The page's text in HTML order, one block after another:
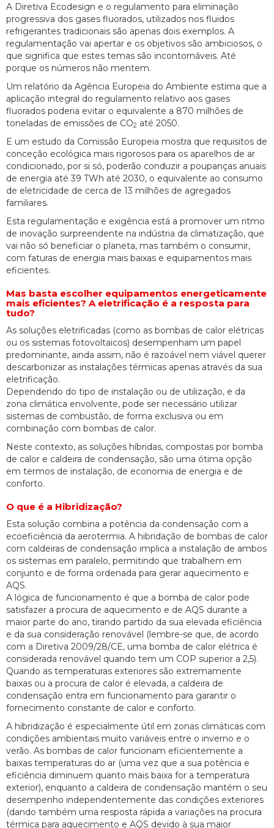
A Diretiva Ecodesign e o regulamento para eliminação
progressiva dos gases fluorados, utilizados nos fluidos
refrigerantes tradicionais são apenas dois exemplos. A
regulamentação vai apertar e os objetivos são ambiciosos, o
que significa que estes temas são incontornáveis. Até
porque os números não mentem.
Um relatório da Agência Europeia do Ambiente estima que a
aplicação integral do regulamento relativo aos gases
fluorados poderia evitar o equivalente a 870 milhões de
toneladas de emissões de CO2 até 2050.
E um estudo da Comissão Europeia mostra que requisitos de
conceção ecológica mais rigorosos para os aparelhos de ar
condicionado, por si só, poderão conduzir a poupanças anuais
de energia até 39 TWh até 2030, o equivalente ao consumo
de eletricidade de cerca de 13 milhões de agregados
familiares.
Esta regulamentação e exigência está a promover um ritmo
de inovação surpreendente na indústria da climatização, que
vai não só beneficiar o planeta, mas também o consumir,
com faturas de energia mais baixas e equipamentos mais
eficientes.
Mas basta escolher equipamentos energeticamente
mais eficientes? A eletrificação é a resposta para
tudo?
As soluções eletrificadas (como as bombas de calor elétricas
ou os sistemas fotovoltaicos) desempenham um papel
predominante, ainda assim, não é razoável nem viável querer
descarbonizar as instalações térmicas apenas através da sua
eletrificação.
Dependendo do tipo de instalação ou de utilização, e da
zona climática envolvente, pode ser necessário utilizar
sistemas de combustão, de forma exclusiva ou em
combinação com bombas de calor.
Neste contexto, as soluções híbridas, compostas por bomba
de calor e caldeira de condensação, são uma ótima opção
em termos de instalação, de economia de energia e de
conforto.
O que é a Hibridização?
Esta solução combina a potência da condensação com a
ecoeficiência da aerotermia. A hibridação de bombas de calor
com caldeiras de condensação implica a instalação de ambos
os sistemas em paralelo, permitindo que trabalhem em
conjunto e de forma ordenada para gerar aquecimento e
AQS.
A lógica de funcionamento é que a bomba de calor pode
satisfazer a procura de aquecimento e de AQS durante a
maior parte do ano, tirando partido da sua elevada eficiência
e da sua consideração renovável (lembre-se que, de acordo
com a Diretiva 2009/28/CE, uma bomba de calor elétrica é
considerada renovável quando tem um COP superior a 2,5).
Quando as temperaturas exteriores são extremamente
baixas ou a procura de calor é elevada, a caldeira de
condensação entra em funcionamento para garantir o
fornecimento constante de calor e conforto.
A hibridização é especialmente útil em zonas climáticas com
condições ambientais muito variáveis entre o inverno e o
verão. As bombas de calor funcionam eficientemente a
baixas temperaturas do ar (uma vez que a sua potência e
eficiência diminuem quanto mais baixa for a temperatura
exterior), enquanto a caldeira de condensação mantém o seu
desempenho independentemente das condições exteriores
(dando também uma resposta rápida a variações na procura
térmica para aquecimento e AQS devido à sua maior